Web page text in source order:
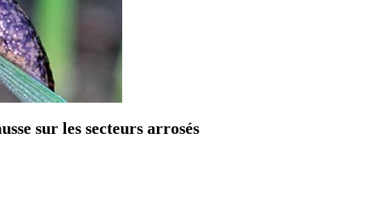
sur les secteurs arrosés